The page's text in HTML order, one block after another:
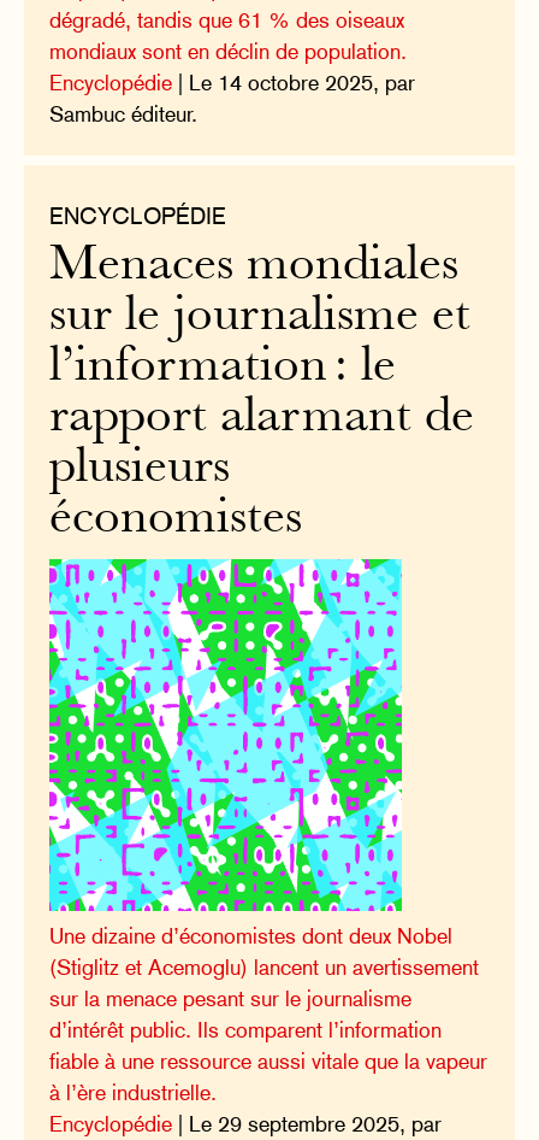
dégradé, tandis que 61 % des oiseaux
mondiaux sont en déclin de population.
Encyclopédie | Le 14 octobre 2025, par
Sambuc éditeur.
ENCYCLOPÉDIE
Menaces mondiales
sur le journalisme et
l’information : le
rapport alarmant de
plusieurs
économistes
Une dizaine d’économistes dont deux Nobel
(Stiglitz et Acemoglu) lancent un avertissement
sur la menace pesant sur le journalisme
d’intérêt public. Ils comparent l’information
fiable à une ressource aussi vitale que la vapeur
à l’ère industrielle.
Encyclopédie | Le 29 septembre 2025, par